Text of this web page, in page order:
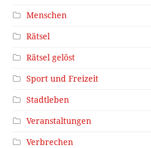
Menschen
Rätsel
Rätsel gelöst
Sport und Freizeit
Stadtleben
Veranstaltungen
Verbrechen